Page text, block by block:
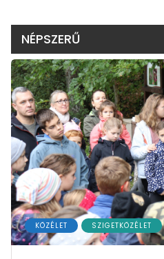
NÉPSZERŰ
KÖZÉLET SZIGETKÖZÉLET